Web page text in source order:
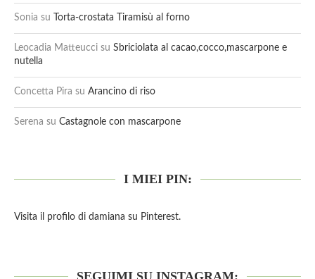
Sonia su Torta-crostata Tiramisù al forno
Leocadia Matteucci su Sbriciolata al cacao,cocco,mascarpone e
nutella
Concetta Pira su Arancino di riso
Serena su Castagnole con mascarpone
I MIEI PIN:
Visita il profilo di damiana su Pinterest.
SEGUIMI SU INSTAGRAM: